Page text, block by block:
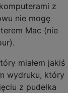
z
nie mogę
Mac (nie
miałem jakiś
wydruku, który
z pudełka